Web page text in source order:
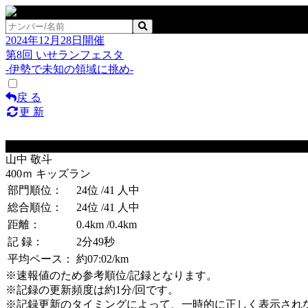
2024年12月28日開催
第8回 いせランフェスタ
-伊勢で未知の領域に挑め-
戻 る
更 新
山中 敬斗
400ｍ キッズラン
部門順位：
24位 /41 人中
総合順位：
24位 /41 人中
距離：
0.4km /0.4km
記 録：
2分49秒
平均ペース：
約07:02/km
※速報値のため参考順位/記録となります。
※記録の更新頻度は約1分/回です。
※記録更新のタイミングによって、一時的に正しく表示され